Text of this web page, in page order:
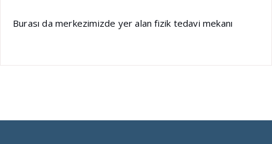
Burası da merkezimizde yer alan fizik tedavi mekanı